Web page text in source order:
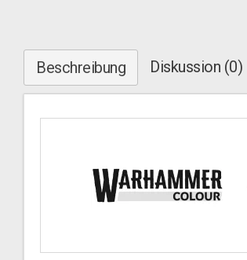
Beschreibung Diskussion (0)